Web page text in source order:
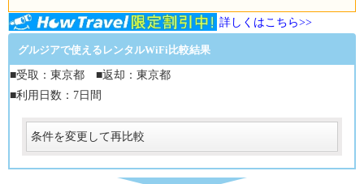
詳しくはこちら>>
グルジアで使えるレンタルWiFi比較結果
■受取：東京都 ■返却：東京都
■利用日数：7日間
条件を変更して再比較